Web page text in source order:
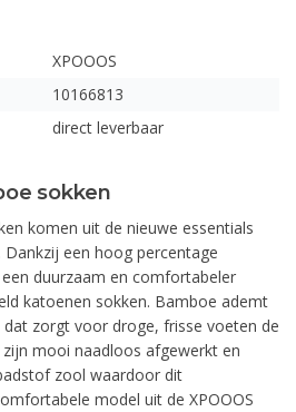
XPOOOS
10166813
direct leverbaar
sokken
komen uit de nieuwe essentials
Dankzij een hoog percentage
duurzaam en comfortabeler
katoenen sokken. Bamboe ademt
zorgt voor droge, frisse voeten de
mooi naadloos afgewerkt en
zool waardoor dit
model uit de XPOOOS